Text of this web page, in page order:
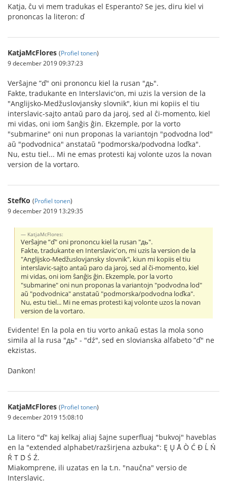
Katja, ĉu vi mem tradukas el Esperanto? Se jes, diru kiel vi
prononcas la literon: ď
KatjaMcFlores (Profiel tonen)
9 december 2019 09:37:23
Verŝajne ”ď" oni prononcu kiel la rusan "дь".
Fakte, tradukante en Interslavic'on, mi uzis la version de la
"Anglijsko-Medžuslovjansky slovnik", kiun mi kopiis el tiu
interslavic-sajto antaŭ paro da jaroj, sed al ĉi-momento, kiel
mi vidas, oni iom ŝanĝis ĝin. Ekzemple, por la vorto
"submarine" oni nun proponas la variantojn "podvodna lod"
aŭ "podvodnica" anstataŭ "podmorska/podvodna loďka".
Nu, estu tiel... Mi ne emas protesti kaj volonte uzos la novan
version de la vortaro.
StefKo (Profiel tonen)
9 december 2019 13:29:35
KatjaMcFlores:
Verŝajne ”ď" oni prononcu kiel la rusan "дь".
Fakte, tradukante en Interslavic'on, mi uzis la version de la
"Anglijsko-Medžuslovjansky slovnik", kiun mi kopiis el tiu
interslavic-sajto antaŭ paro da jaroj, sed al ĉi-momento, kiel
mi vidas, oni iom ŝanĝis ĝin. Ekzemple, por la vorto
"submarine" oni nun proponas la variantojn "podvodna lod"
aŭ "podvodnica" anstataŭ "podmorska/podvodna loďka".
Nu, estu tiel... Mi ne emas protesti kaj volonte uzos la novan
version de la vortaro.
Evidente! En la pola en tiu vorto ankaŭ estas la mola sono
simila al la rusa "дь" - "dź", sed en slovianska alfabeto ”ď" ne
ekzistas.
Dankon!
KatjaMcFlores (Profiel tonen)
9 december 2019 15:08:10
La litero "ď" kaj kelkaj aliaj ŝajne superfluaj "bukvoj" haveblas
en la "extended alphabet/razširjena azbuka": Ę Ų Å Ò Ć Đ Ĺ Ń
Ŕ T́ D́ Ś Ź.
Miakomprene, ili uzatas en la t.n. "naučna" versio de
Interslavic.